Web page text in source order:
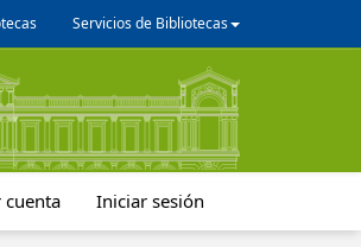
Servicios de Bibliotecas
cuenta Iniciar sesión